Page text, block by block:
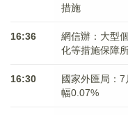
措施
16:36
網信辦：大型
化等措施保障
16:30
國家外匯局：
幅0.07%